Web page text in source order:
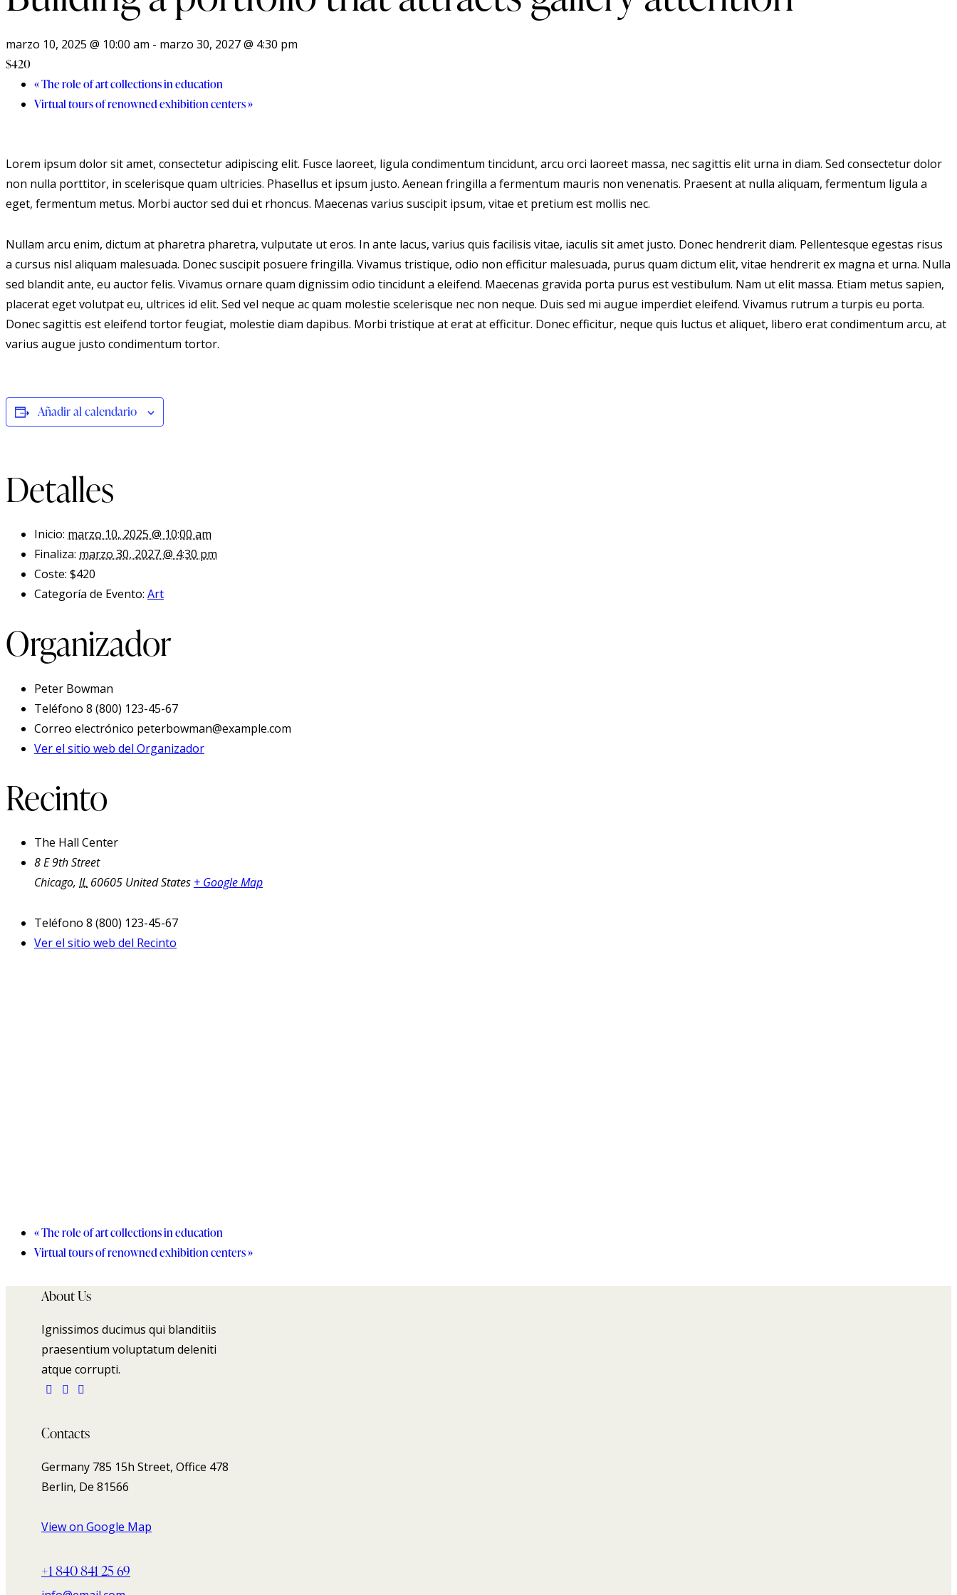
marzo 10, 2025 @ 10:00 am - marzo 30, 2027 @ 4:30 pm
$420
«The role of art collections in education
Virtual tours of renowned exhibition centers»
Lorem ipsum dolor sit amet, consectetur adipiscing elit. Fusce laoreet, ligula condimentum tincidunt, arcu orci laoreet massa, nec sagittis elit urna in diam. Sed consectetur dolor
non nulla porttitor, in scelerisque quam ultricies. Phasellus et ipsum justo. Aenean fringilla a fermentum mauris non venenatis. Praesent at nulla aliquam, fermentum ligula a
eget, fermentum metus. Morbi auctor sed dui et rhoncus. Maecenas varius suscipit ipsum, vitae et pretium est mollis nec.
Nullam arcu enim, dictum at pharetra pharetra, vulputate ut eros. In ante lacus, varius quis facilisis vitae, iaculis sit amet justo. Donec hendrerit diam. Pellentesque egestas risus
a cursus nisl aliquam malesuada. Donec suscipit posuere fringilla. Vivamus tristique, odio non efficitur malesuada, purus quam dictum elit, vitae hendrerit ex magna et urna. Nulla
sed blandit ante, eu auctor felis. Vivamus ornare quam dignissim odio tincidunt a eleifend. Maecenas gravida porta purus est vestibulum. Nam ut elit massa. Etiam metus sapien,
placerat eget volutpat eu, ultrices id elit. Sed vel neque ac quam molestie scelerisque nec non neque. Duis sed mi augue imperdiet eleifend. Vivamus rutrum a turpis eu porta.
Donec sagittis est eleifend tortor feugiat, molestie diam dapibus. Morbi tristique at erat at efficitur. Donec efficitur, neque quis luctus et aliquet, libero erat condimentum arcu, at
varius augue justo condimentum tortor.
Añadir al calendario
Detalles
Inicio: marzo 10, 2025 @ 10:00 am
Finaliza: marzo 30, 2027 @ 4:30 pm
Coste: $420
Categoría de Evento: Art
Organizador
Peter Bowman
Teléfono 8 (800) 123-45-67
Correo electrónico peterbowman@example.com
Ver el sitio web del Organizador
Recinto
The Hall Center
8 E 9th Street
Chicago, IL 60605 United States + Google Map
Teléfono 8 (800) 123-45-67
Ver el sitio web del Recinto
«The role of art collections in education
Virtual tours of renowned exhibition centers»
About Us
Ignissimos ducimus qui blanditiis
praesentium voluptatum deleniti
atque corrupti.
facebook-
tik-
instagram
Contacts
Germany 785 15h Street, Office 478
Berlin, De 81566
View on Google Map
+1 840 841 25 69